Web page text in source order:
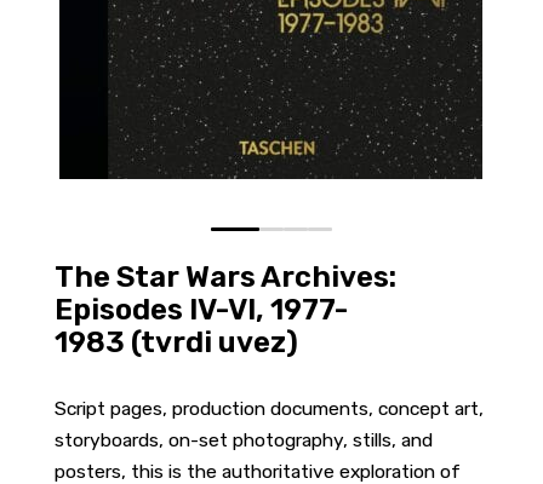
0 1 2 3
The Star Wars Archives:
Episodes IV-VI, 1977-
1983 (tvrdi uvez)
Script pages, production documents, concept art,
storyboards, on-set photography, stills, and
posters, this is the authoritative exploration of